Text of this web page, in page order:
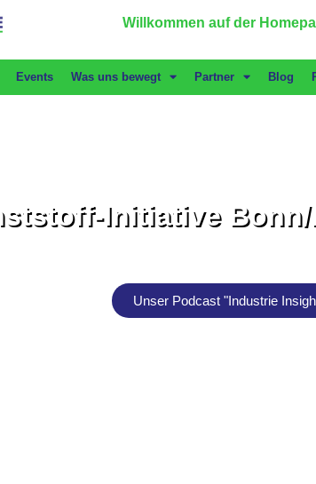
Willkommen auf der
Events Was uns bewegt Partner Blog
Initiative
Unser Podcast "Industrie